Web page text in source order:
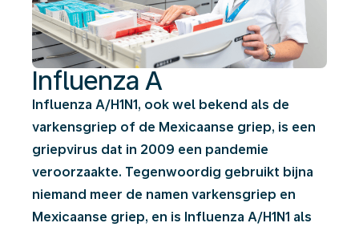
Influenza A
Influenza A/H1N1, ook wel bekend als de
varkensgriep of de Mexicaanse griep, is een
griepvirus dat in 2009 een pandemie
veroorzaakte. Tegenwoordig gebruikt bijna
niemand meer de namen varkensgriep en
Mexicaanse griep, en is Influenza A/H1N1 als